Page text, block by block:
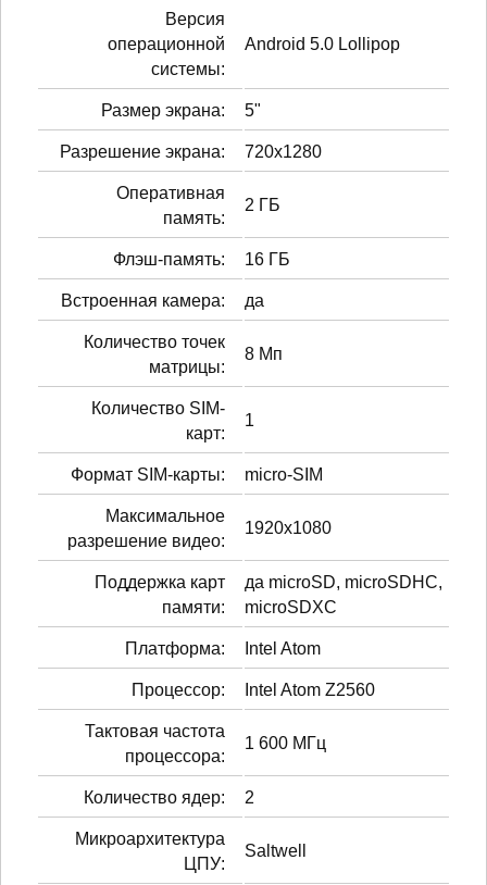
Версия
операционной
системы:
Android 5.0 Lollipop
Размер экрана: 5"
Разрешение экрана: 720x1280
Оперативная
память:
2 ГБ
Флэш-память: 16 ГБ
Встроенная камера: да
Количество точек
матрицы:
8 Мп
Количество SIM-
карт:
1
Формат SIM-карты: micro-SIM
Максимальное
разрешение видео:
1920x1080
Поддержка карт
памяти:
да microSD, microSDHC,
microSDXC
Платформа: Intel Atom
Процессор: Intel Atom Z2560
Тактовая частота
процессора:
1 600 МГц
Количество ядер: 2
Микроархитектура
ЦПУ:
Saltwell